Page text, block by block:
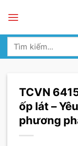
Tìm
TCVN
ốp lát –
phương